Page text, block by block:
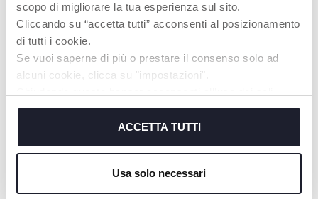
scopo di migliorare la tua esperienza sul sito.
Cliccando su “accetta tutti” acconsenti al posizionamento
di tutti i cookie.
Se vuoi saperne di più o prestare il consenso solo ad
alcuni cookie, clicca su "impostazioni".
cookie tecnici, indispensabili per fruire del servizio
ACCETTA TUTTI
Usa solo necessari
PRODUKTE, DIE SIE INTERESSIEREN
KÖNNTEN